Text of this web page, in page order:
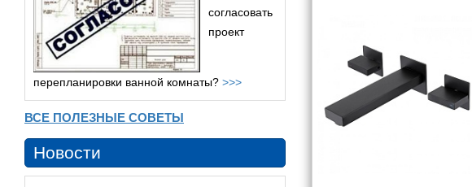
согласовать
проект
перепланировки ванной комнаты? >>>
ВСЕ ПОЛЕЗНЫЕ СОВЕТЫ
Новости